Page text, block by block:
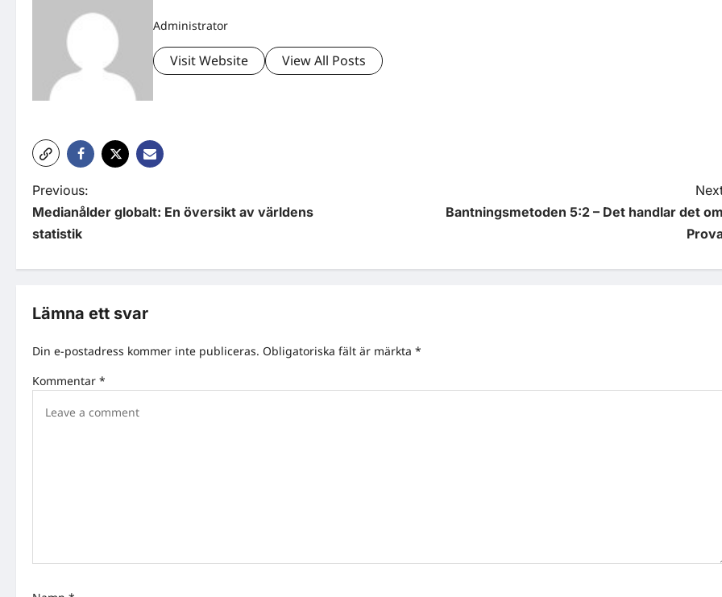
Administrator
Visit Website View All Posts
P
o
n
i
n
Previous:
Medianålder globalt: En översikt av världens
statistik
Bantningsmetoden 5:2 – Det handlar det
Lämna ett svar
Din e-postadress kommer inte publiceras. Obligatoriska fält är märkta *
Kommentar *